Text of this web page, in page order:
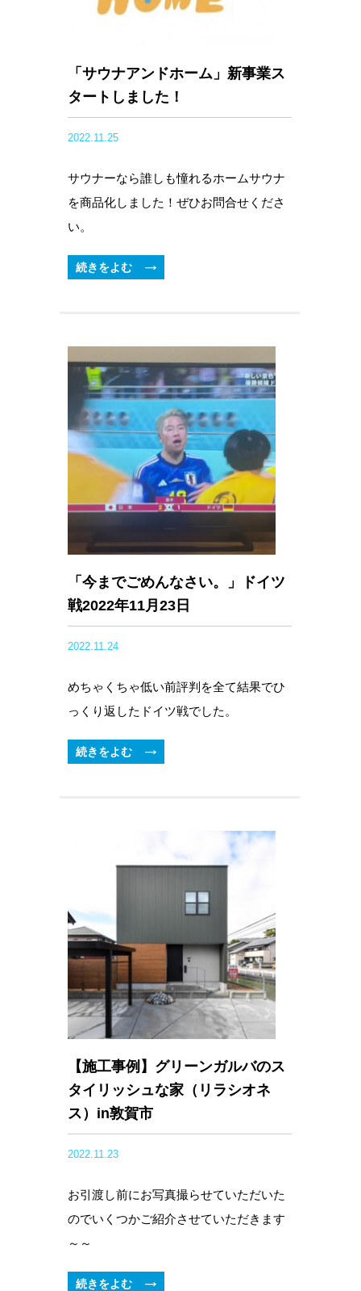
「サウナアンドホーム」新事業ス
タートしました！
2022.11.25
サウナーなら誰しも憧れるホームサウナ
を商品化しました！ぜひお問合せくださ
い。
続きをよむ
「今までごめんなさい。」ドイツ
戦2022年11月23日
2022.11.24
めちゃくちゃ低い前評判を全て結果でひ
っくり返したドイツ戦でした。
続きをよむ
【施工事例】グリーンガルバのス
タイリッシュな家（リラシオネ
ス）in敦賀市
2022.11.23
お引渡し前にお写真撮らせていただいた
のでいくつかご紹介させていただきます
～～
続きをよむ